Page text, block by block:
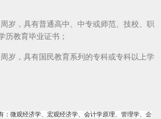
岁，具有普通高中、中专或师范、技校、职
历教育毕业证书；
岁，具有国民教育系列的专科或专科以上学
：微观经济学、宏观经济学、会计学原理、管理学、企